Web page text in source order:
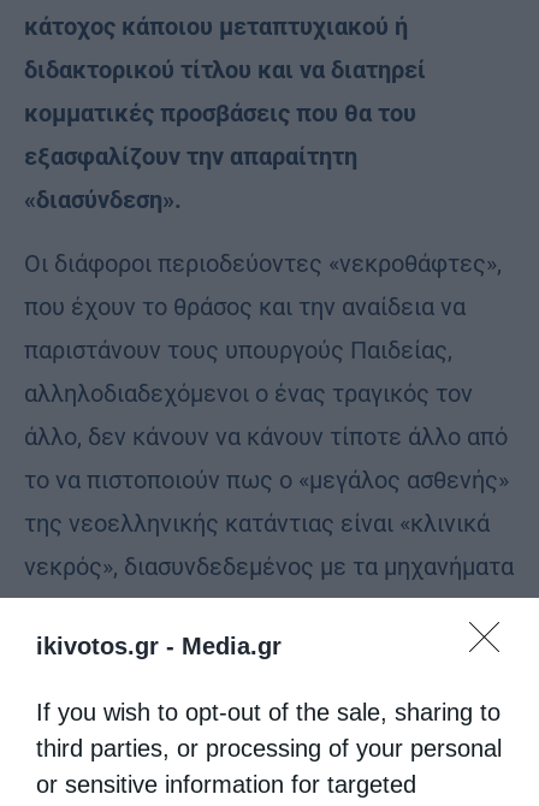
ikivotos.gr - Media.gr
If you wish to opt-out of the sale, sharing to
third parties, or processing of your personal
or sensitive information for targeted
κάτοχος κάποιου μεταπτυχιακού ή
διδακτορικού τίτλου και να διατηρεί
κομματικές προσβάσεις που θα του
εξασφαλίζουν την απαραίτητη
«διασύνδεση».
Οι διάφοροι περιοδεύοντες «νεκροθάφτες»,
που έχουν το θράσος και την αναίδεια να
παριστάνουν τους υπουργούς Παιδείας,
αλληλοδιαδεχόμενοι ο ένας τραγικός τον
άλλο, δεν κάνουν να κάνουν τίποτε άλλο από
το να πιστοποιούν πως ο «μεγάλος ασθενής»
της νεοελληνικής κατάντιας είναι «κλινικά
νεκρός», διασυνδεδεμένος με τα μηχανήματα
κάποιων εντυπώσεων. Οι άνθρωποι είναι
νυχτωμένοι μακριά από τις πραγματικές
ανάγκες της Παιδείας και από την
εγνωσμένη ή ανεπίγνωστη τραγικότητα που